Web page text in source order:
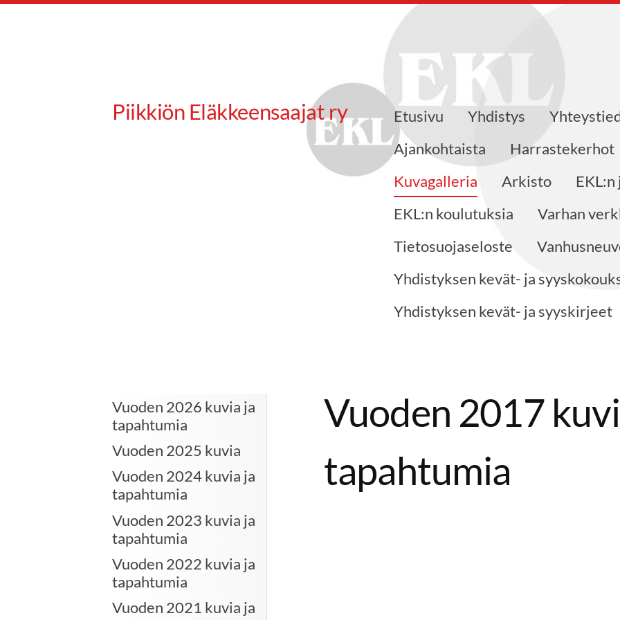
Piikkiön Eläkkeensaajat ry Etusivu Yhdistys
Ajankohtaista
Harrastekerhot
Kuvagalleria
Arkisto
EKL:n koulutuksia
Varhan
Tietosuojaseloste
Yhdistyksen kevät- ja
Yhdistyksen kevät- ja syyskirjeet
Vuoden 2026 kuvia ja
tapahtumia
Vuoden 2025 kuvia
Vuoden 2024 kuvia ja
tapahtumia
Vuoden 2023 kuvia ja
tapahtumia
Vuoden 2022 kuvia ja
tapahtumia
Vuoden 2021 kuvia ja
Vuoden 2017
tapahtumia